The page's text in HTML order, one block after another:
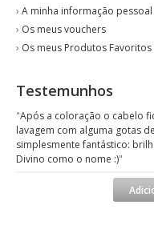
› A minha informação pessoal
› Os meus vouchers
› Os meus Produtos Favoritos
Testemunhos
"Após a coloração o cabelo
lavagem com alguma gotas
simplesmente fantástico:
Divino como o nome :)"